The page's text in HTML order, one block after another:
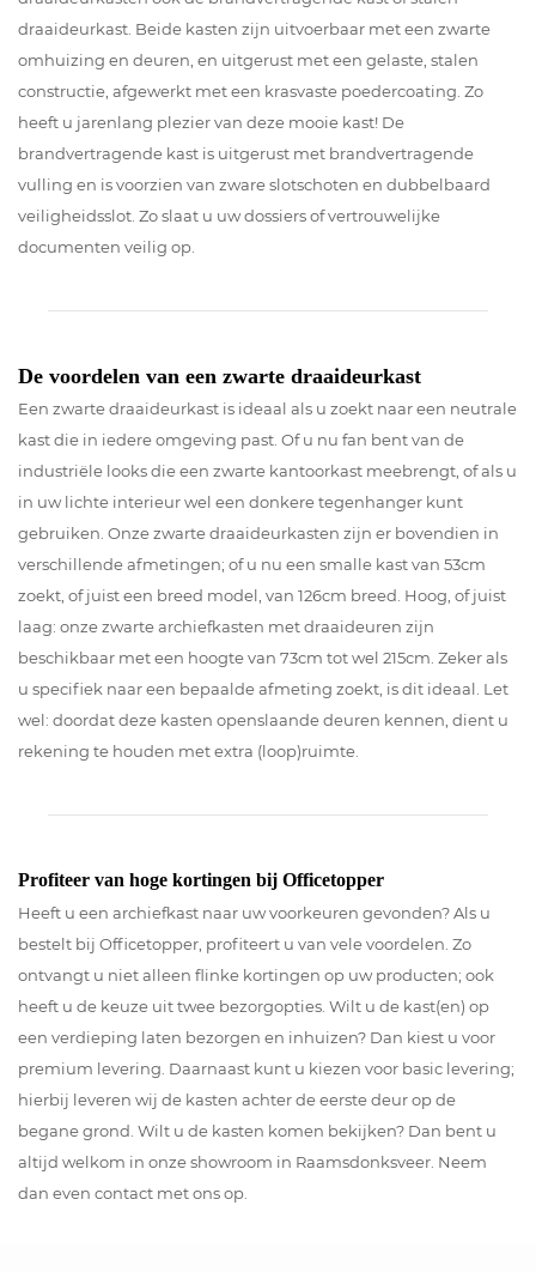
draaideurkast. Beide kasten zijn uitvoerbaar met een zwarte
omhuizing en deuren, en uitgerust met een gelaste, stalen
constructie, afgewerkt met een krasvaste poedercoating. Zo
heeft u jarenlang plezier van deze mooie kast! De
brandvertragende kast is uitgerust met brandvertragende
vulling en is voorzien van zware slotschoten en dubbelbaard
veiligheidsslot. Zo slaat u uw dossiers of vertrouwelijke
documenten veilig op.
De voordelen van een zwarte draaideurkast
Een zwarte draaideurkast is ideaal als u zoekt naar een neutrale
kast die in iedere omgeving past. Of u nu fan bent van de
industriële looks die een zwarte kantoorkast meebrengt, of als u
in uw lichte interieur wel een donkere tegenhanger kunt
gebruiken. Onze zwarte draaideurkasten zijn er bovendien in
verschillende afmetingen; of u nu een smalle kast van 53cm
zoekt, of juist een breed model, van 126cm breed. Hoog, of juist
laag: onze zwarte archiefkasten met draaideuren zijn
beschikbaar met een hoogte van 73cm tot wel 215cm. Zeker als
u specifiek naar een bepaalde afmeting zoekt, is dit ideaal. Let
wel: doordat deze kasten openslaande deuren kennen, dient u
rekening te houden met extra (loop)ruimte.
Profiteer van hoge kortingen bij Officetopper
Heeft u een archiefkast naar uw voorkeuren gevonden? Als u
bestelt bij Officetopper, profiteert u van vele voordelen. Zo
ontvangt u niet alleen flinke kortingen op uw producten; ook
heeft u de keuze uit twee bezorgopties. Wilt u de kast(en) op
een verdieping laten bezorgen en inhuizen? Dan kiest u voor
premium levering. Daarnaast kunt u kiezen voor basic levering;
hierbij leveren wij de kasten achter de eerste deur op de
begane grond. Wilt u de kasten komen bekijken? Dan bent u
altijd welkom in onze showroom in Raamsdonksveer. Neem
dan even contact met ons op.